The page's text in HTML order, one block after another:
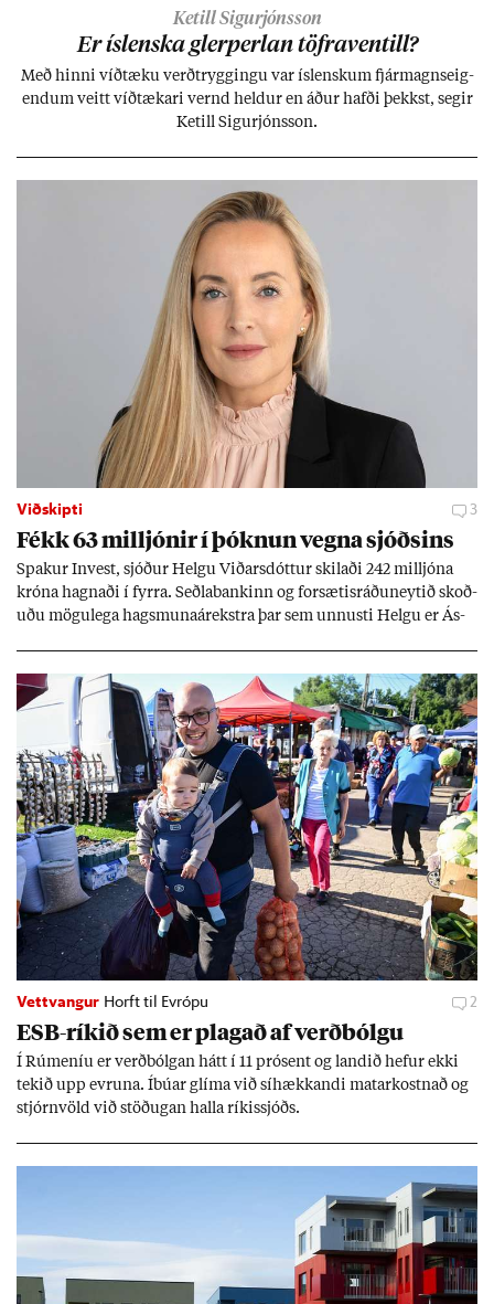
Ketill Sigurjónsson
Er ís­lenska glerperl­an töfra­ventill?
Með hinni víð­tæku verð­trygg­ingu var ís­lensk­um fjár­magns­eig­
end­um veitt víð­tæk­ari vernd held­ur en áð­ur hafði þekkst, seg­ir
Ketill Sig­ur­jóns­son.
Viðskipti 3
Fékk 63 millj­ón­ir í þókn­un vegna sjóðs­ins
Spak­ur In­vest, sjóð­ur Helgu Við­ars­dótt­ur skil­aði 242 millj­óna
króna hagn­aði í fyrra. Seðla­bank­inn og for­sæt­is­ráðu­neyt­ið skoð­
uðu mögu­lega hags­muna­árekstra þar sem unnusti Helgu er Ás­
Vettvangur Horft til Evrópu 2
ESB-rík­ið sem er plag­að af verð­bólgu
Í Rúm­en­íu er verð­bólg­an hátt í 11 pró­sent og land­ið hef­ur ekki
tek­ið upp evr­una. Íbú­ar glíma við sí­hækk­andi mat­ar­kostn­að og
stjórn­völd við stöð­ug­an halla rík­is­sjóðs.